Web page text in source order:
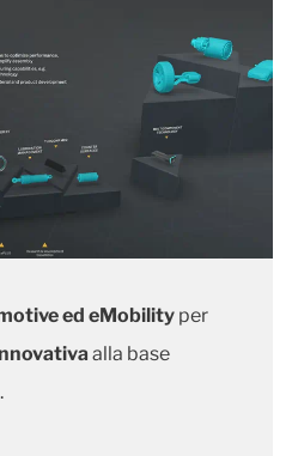
ed eMobility per
alla base
.